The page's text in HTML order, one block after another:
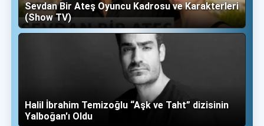
Sevdan Bir Ateş Oyuncu Kadrosu ve Karakterleri
(Show TV)
Halil İbrahim Temizoğlu “Aşk ve Taht” dizisinin
Yalboğan'ı Oldu